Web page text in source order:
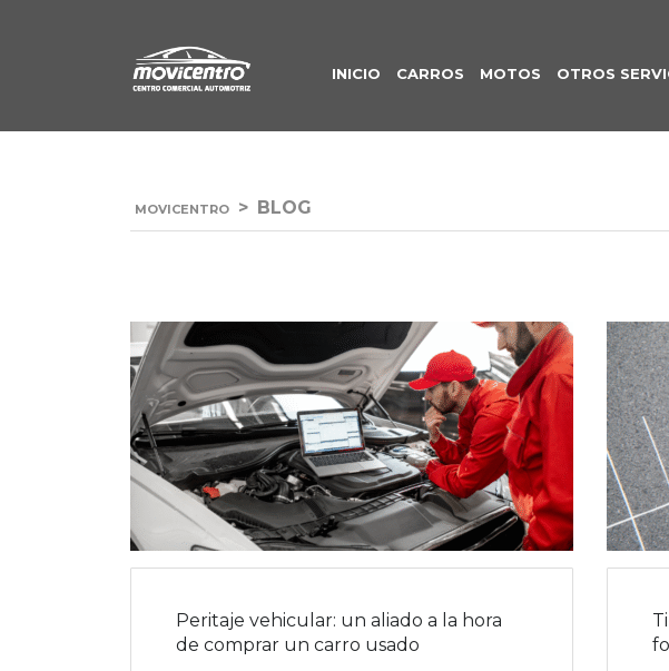
INICIO CARROS MOTOS OTROS
MOVICENTRO > BLOG
Peritaje vehicular: un aliado a la hora
de comprar un carro usado